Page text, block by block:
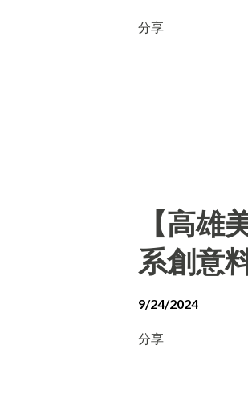
分享
【高
系創意
9/24/2024
分享